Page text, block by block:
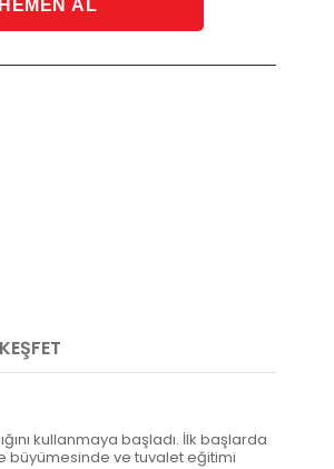
kullanmaya başladı. İlk başlarda
büyümesinde ve tuvalet eğitimi